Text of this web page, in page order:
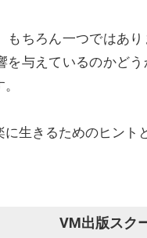
もちろん一つではあ
を与えているのかど
生きるためのヒント
VM出版スク